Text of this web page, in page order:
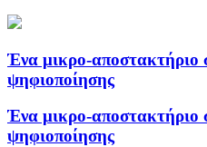
Ένα μικρο-αποστακτήριο
ψηφιοποίησης
Ένα μικρο-αποστακτήριο
ψηφιοποίησης